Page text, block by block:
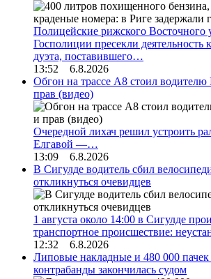
Полицейские рижского Восточного
Госполиции пресекли деятельность
дуэта, поставившего…
13:52 6.8.2026
Обгон на трассе А8 стоил
прав (видео)
Очередной лихач решил устроить
Елгавой —…
13:09 6.8.2026
В Сигулде водитель сбил
откликнуться очевидцев
1 августа около 14:00 в Сигулде
транспортное происшествие:
12:32 6.8.2026
Липовые накладные и 480 000 пачек
контрабанды закончилась судом